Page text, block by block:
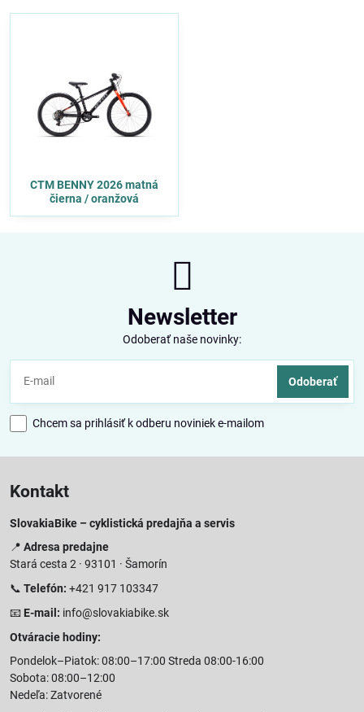
CTM BENNY 2026 matná
čierna / oranžová
Newsletter
Odoberať naše novinky:
Odoberať
Chcem sa prihlásiť k odberu noviniek e-mailom
Kontakt
SlovakiaBike – cyklistická predajňa a servis
📍 Adresa predajne
Stará cesta 2 · 93101 · Šamorín
📞 Telefón: +421 917 103347
📧 E-mail: info@slovakiabike.sk
Otváracie hodiny:
Pondelok–Piatok: 08:00–17:00 Streda 08:00-16:00
Sobota: 08:00–12:00
Nedeľa: Zatvorené